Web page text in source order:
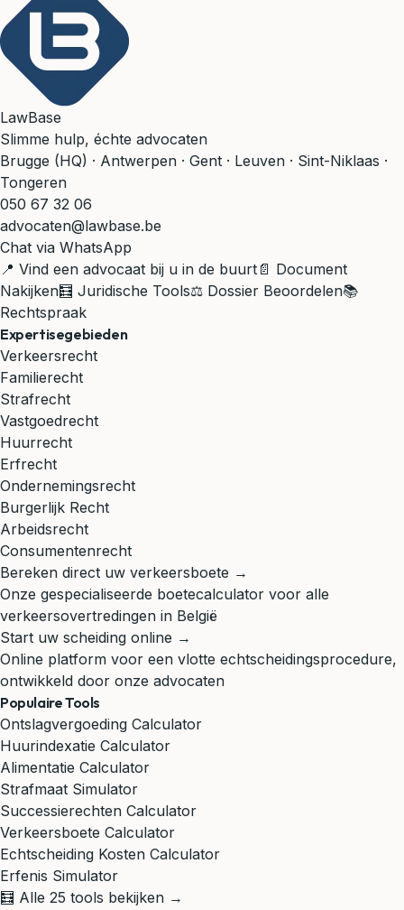
LawBase
Slimme hulp, échte advocaten
Brugge (HQ) · Antwerpen · Gent · Leuven · Sint-Niklaas ·
Tongeren
050 67 32 06
advocaten@lawbase.be
Chat via WhatsApp
📍 Vind een advocaat bij u in de buurt 📄 Document
Nakijken🧮 Juridische Tools⚖️ Dossier Beoordelen📚
Rechtspraak
Expertisegebieden
Verkeersrecht
Familierecht
Strafrecht
Vastgoedrecht
Huurrecht
Erfrecht
Ondernemingsrecht
Burgerlijk Recht
Arbeidsrecht
Consumentenrecht
Bereken direct uw verkeersboete →
Onze gespecialiseerde boetecalculator voor alle
verkeersovertredingen in België
Start uw scheiding online →
Online platform voor een vlotte echtscheidingsprocedure,
ontwikkeld door onze advocaten
Populaire Tools
Ontslagvergoeding Calculator
Huurindexatie Calculator
Alimentatie Calculator
Strafmaat Simulator
Successierechten Calculator
Verkeersboete Calculator
Echtscheiding Kosten Calculator
Erfenis Simulator
🧮 Alle 25 tools bekijken →